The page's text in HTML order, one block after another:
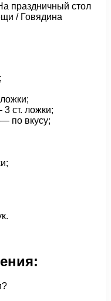
праздничный стол
/ Говядина
ст. ложки;
по вкусу;